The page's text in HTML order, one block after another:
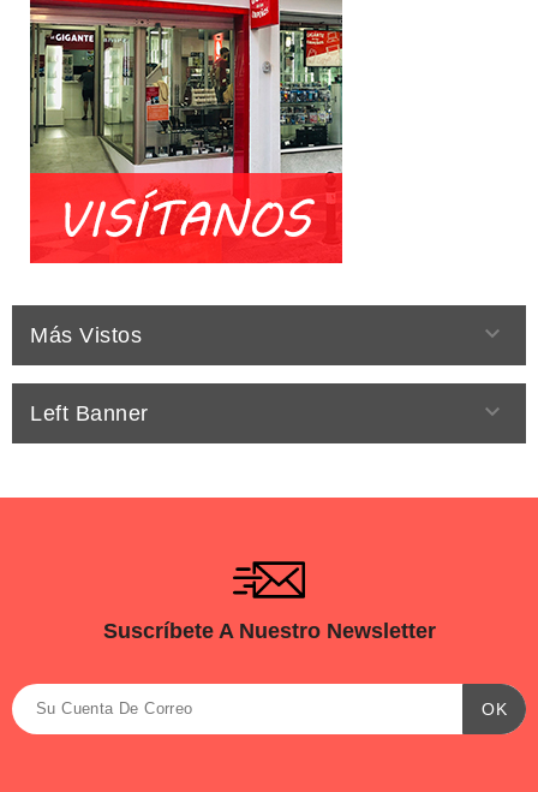
Más Vistos 
Left Banner 
Suscríbete A Nuestro Newsletter